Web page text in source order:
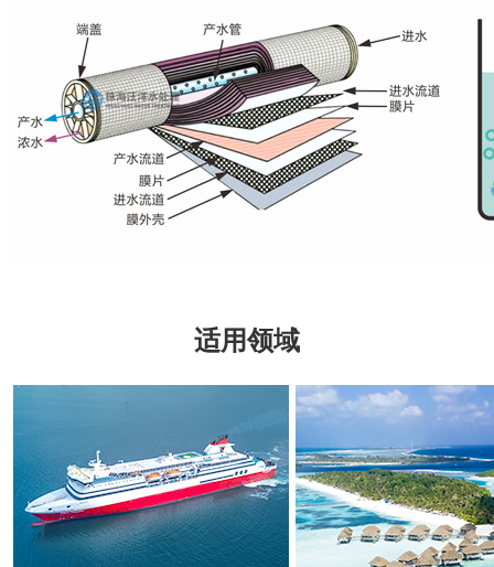
适用领域